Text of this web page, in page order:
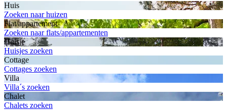
Huis
Zoeken naar huizen
Flat/appartement
Zoeken naar flats/appartementen
Huisje
Huisjes zoeken
Cottage
Cottages zoeken
Villa
Villa´s zoeken
Chalet
Chalets zoeken